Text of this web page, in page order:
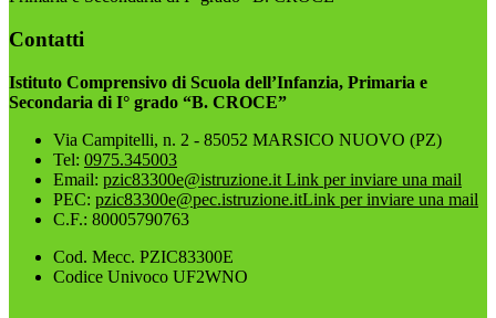
Contatti
Istituto Comprensivo di Scuola dell’Infanzia, Primaria e
Secondaria di I° grado “B. CROCE”
Via Campitelli, n. 2 - 85052 MARSICO NUOVO (PZ)
Tel: 0975.345003
Email: pzic83300e@istruzione.it Link per inviare una mail
PEC: pzic83300e@pec.istruzione.itLink per inviare una mail
C.F.: 80005790763
Cod. Mecc. PZIC83300E
Codice Univoco UF2WNO